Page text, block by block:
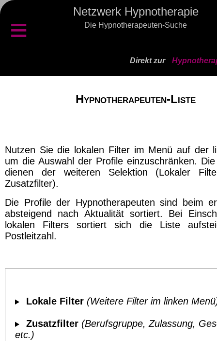
Netzwerk Hypnotherapie
Die Hypnotherapeuten-Suche
≡
Direkt zur
Hypnotherapeuten-Liste
Nutzen Sie die lokalen Filter im Menü auf der
um die Auswahl der Profile einzuschränken.
dienen der weiteren Selektion (Lokaler
Zusatzfilter).
Die Profile der Hypnotherapeuten sind beim
absteigend nach Aktualität sortiert. Bei
lokalen Filters sortiert sich die Liste
Postleitzahl.
Lokale Filter (Weitere Filter im linken
Zusatzfilter (Berufsgruppe, Zulassung,
etc.)